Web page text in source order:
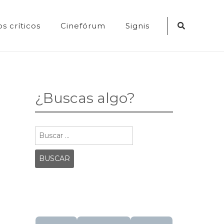
críticos Cinefórum Signis
Search
¿Buscas algo?